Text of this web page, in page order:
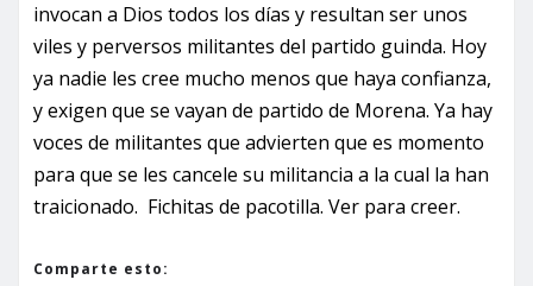
invocan a Dios todos los días y resultan ser unos
viles y perversos militantes del partido guinda. Hoy
ya nadie les cree mucho menos que haya confianza,
y exigen que se vayan de partido de Morena. Ya hay
voces de militantes que advierten que es momento
para que se les cancele su militancia a la cual la han
traicionado. Fichitas de pacotilla. Ver para creer.
Comparte esto: